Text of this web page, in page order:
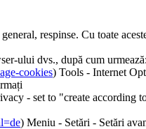
respinse. Cu toate
ului dvs., după cum urmează:
cookies) Tools - Internet
- set to "create according
) Meniu - Setări - Setări